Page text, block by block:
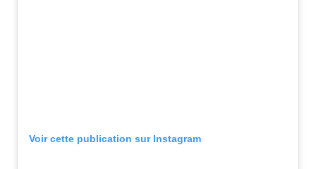
Voir cette publication sur Instagram